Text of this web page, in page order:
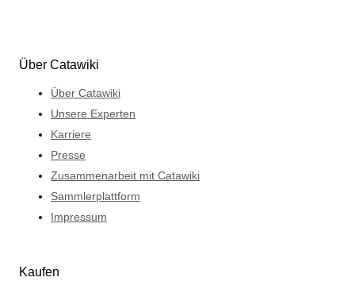
Über Catawiki
Über Catawiki
Unsere Experten
Karriere
Presse
Zusammenarbeit mit Catawiki
Sammlerplattform
Impressum
Kaufen